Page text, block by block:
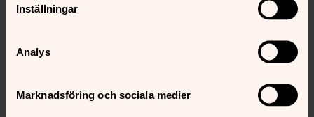
Inställningar
Analys
Marknadsföring och sociala medier
Nysätra kyrka ligger i den västra delen av Lagunda
församling, tio kilometer från Örsundsbro. Enklast är
att köra in i Örsundsbro och därefter följa skyltning
mot Nysätra.
Alla kyrkor finns också inprickade på en karta, med
koordinater för gps: